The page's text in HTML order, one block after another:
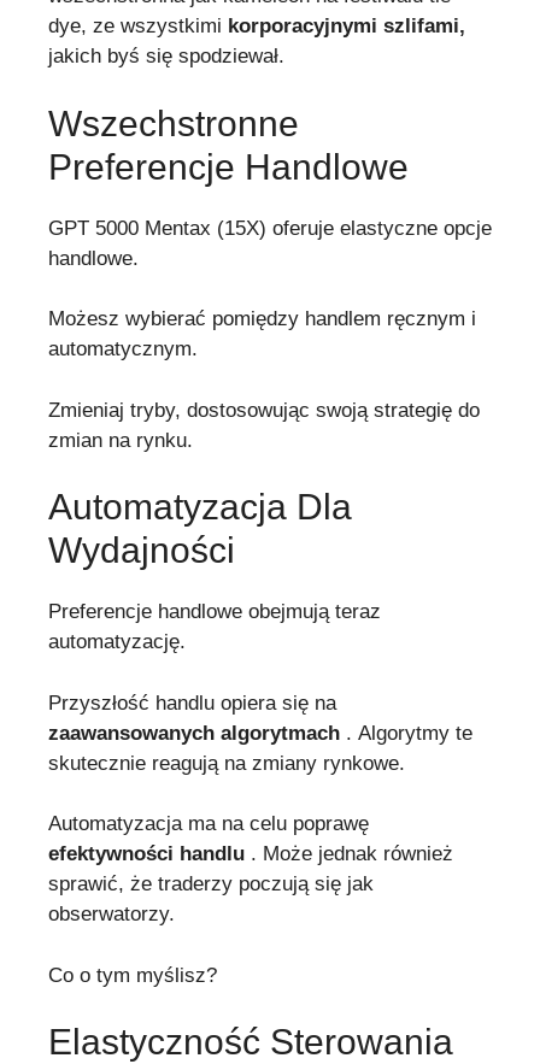
dye, ze wszystkimi korporacyjnymi szlifami,
jakich byś się spodziewał.
Wszechstronne
Preferencje Handlowe
GPT 5000 Mentax (15X) oferuje elastyczne opcje
handlowe.
Możesz wybierać pomiędzy handlem ręcznym i
automatycznym.
Zmieniaj tryby, dostosowując swoją strategię do
zmian na rynku.
Automatyzacja Dla
Wydajności
Preferencje handlowe obejmują teraz
automatyzację.
Przyszłość handlu opiera się na
zaawansowanych algorytmach . Algorytmy te
skutecznie reagują na zmiany rynkowe.
Automatyzacja ma na celu poprawę
efektywności handlu . Może jednak również
sprawić, że traderzy poczują się jak
obserwatorzy.
Co o tym myślisz?
Elastyczność Sterowania